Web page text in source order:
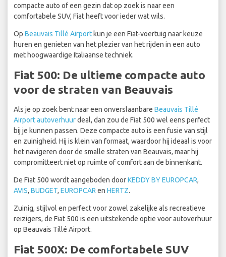
compacte auto of een gezin dat op zoek is naar een
comfortabele SUV, Fiat heeft voor ieder wat wils.
Op Beauvais Tillé Airport kun je een Fiat-voertuig naar keuze
huren en genieten van het plezier van het rijden in een auto
met hoogwaardige Italiaanse techniek.
Fiat 500: De ultieme compacte auto
voor de straten van Beauvais
Als je op zoek bent naar een onverslaanbare Beauvais Tillé
Airport autoverhuurdeal, dan zou de Fiat 500 wel eens perfect
bij je kunnen passen. Deze compacte auto is een fusie van stijl
en zuinigheid. Hij is klein van formaat, waardoor hij ideaal is voor
het navigeren door de smalle straten van Beauvais, maar hij
compromitteert niet op ruimte of comfort aan de binnenkant.
De Fiat 500 wordt aangeboden doorKEDDY BY EUROPCAR,
AVIS, BUDGET, EUROPCAR en HERTZ.
Zuinig, stijlvol en perfect voor zowel zakelijke als recreatieve
reizigers, de Fiat 500 is een uitstekende optie voor autoverhuur
op Beauvais Tillé Airport.
Fiat 500X: De comfortabele SUV